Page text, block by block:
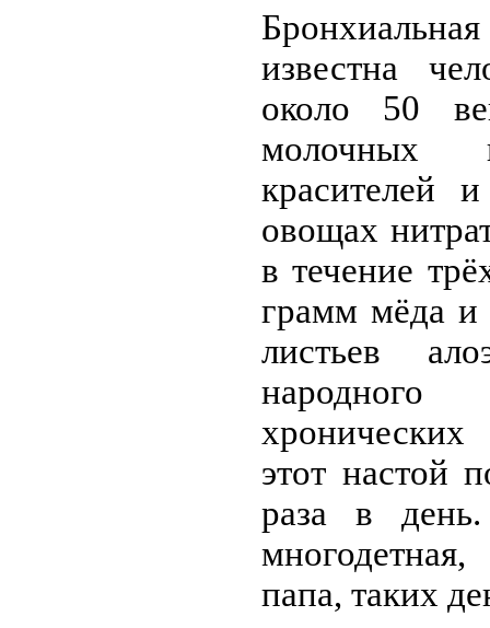
известна
около 50
молочных
красителей
овощах
в течение
грамм мёда и
листьев
хронических
этот настой
раза в
папа, таких